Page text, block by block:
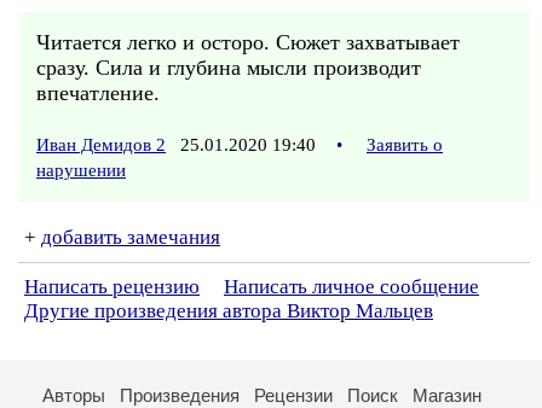
Читается легко и осторо. Сюжет захватывает
сразу. Сила и глубина мысли производит
впечатление.
Иван Демидов 2 25.01.2020 19:40 •
Заявить о
нарушении
+ добавить замечания
Написать рецензию
Написать личное сообщение
Другие произведения автора Виктор Мальцев
Авторы Произведения Рецензии Поиск
Магазин